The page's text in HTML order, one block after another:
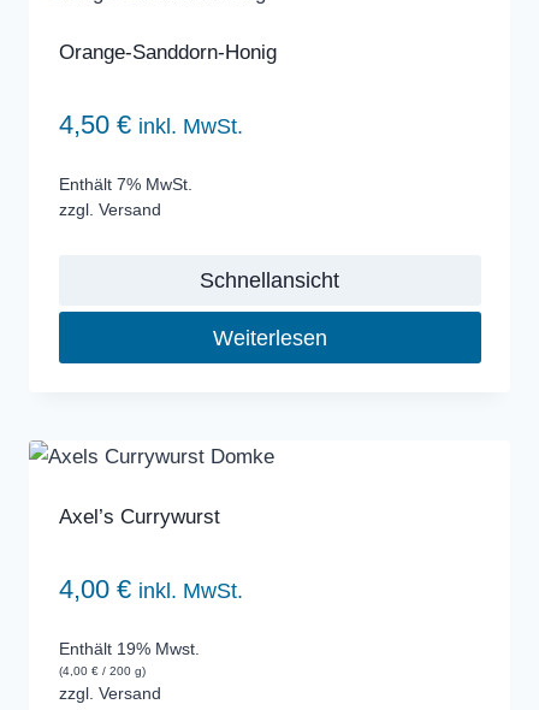
Orange-Sanddorn-Honig
4,50 € inkl. MwSt.
Enthält 7% MwSt.
zzgl. Versand
Schnellansicht
Weiterlesen
Axel’s Currywurst
4,00 € inkl. MwSt.
Enthält 19% Mwst.
(4,00 €/ 200 g)
zzgl. Versand